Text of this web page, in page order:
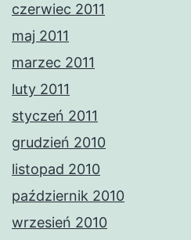
czerwiec 2011
maj 2011
marzec 2011
luty 2011
styczeń 2011
grudzień 2010
listopad 2010
październik 2010
wrzesień 2010